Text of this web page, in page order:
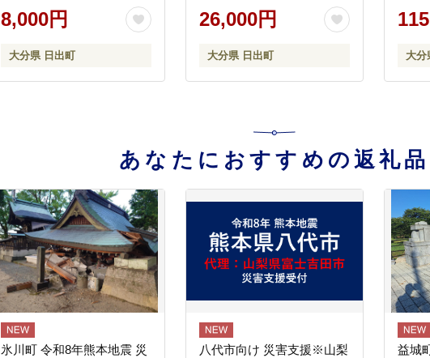
8,000円
大分県 日出町
26,000円
大分県 日出町 大分
あなたにおすすめの返礼品
氷川町 令和8年熊本地震 災
八代市向け 災害支援※山梨
益城